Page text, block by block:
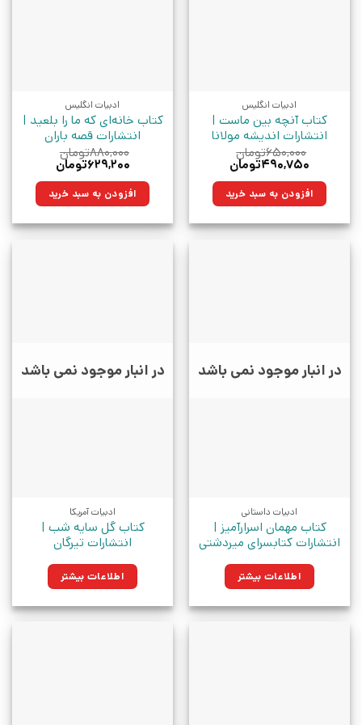
ادبیات انگلیس
کتاب آنچه بین ماست |
انتشارات اندیشه مولانا
۶۵۰,۰۰۰تومان
قیمت
۶۵۰,۰۰۰تومان
بود.
۴۹۰,۷۵۰تومان
۴۹۰,۷۵۰تومان.افزودن به سبد خرید
ادبیات انگلیس
کتاب خانه‌ای که ما را بلعید |
انتشارات قصه باران
۸۸۰,۰۰۰تومان
قیمت
۸۸۰,۰۰۰تومان
بود.
۶۲۹,۲۰۰تومان
۶۲۹,۲۰۰تومان.افزودن به سبد خرید
در انبار موجود نمی باشد
ادبیات داستانی
کتاب مهمان اسرارآمیز |
انتشارات کتابسرای میردشتی
اطلاعات بیشتر
در انبار موجود نمی باشد
ادبیات آمریکا
کتاب گل سایه شب |
انتشارات تیرگان
اطلاعات بیشتر